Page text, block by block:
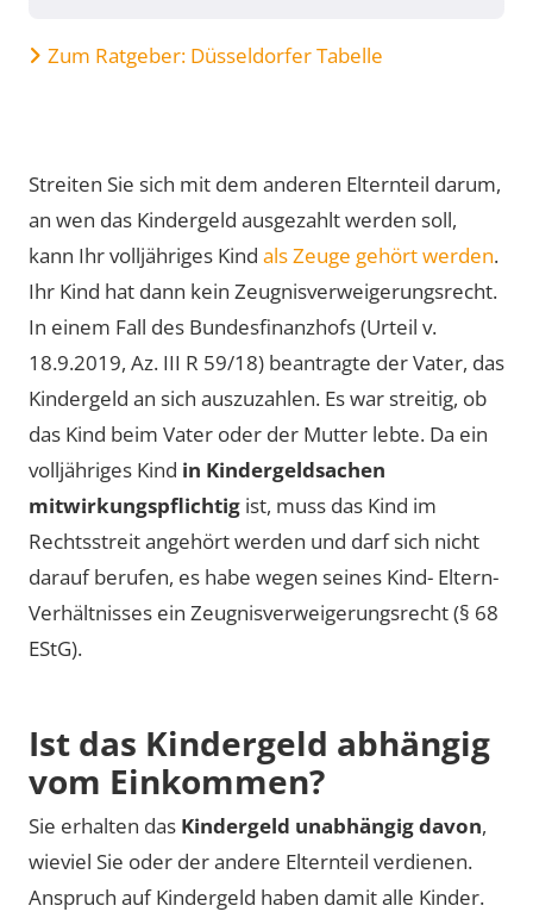
Zum Ratgeber: Düsseldorfer Tabelle
Streiten Sie sich mit dem anderen Elternteil darum,
an wen das Kindergeld ausgezahlt werden soll,
kann Ihr volljähriges Kind als Zeuge gehört werden.
Ihr Kind hat dann kein Zeugnisverweigerungsrecht.
In einem Fall des Bundesfinanzhofs (Urteil v.
18.9.2019, Az. III R 59/18) beantragte der Vater, das
Kindergeld an sich auszuzahlen. Es war streitig, ob
das Kind beim Vater oder der Mutter lebte. Da ein
volljähriges Kind in Kindergeldsachen
mitwirkungspflichtig ist, muss das Kind im
Rechtsstreit angehört werden und darf sich nicht
darauf berufen, es habe wegen seines Kind- Eltern-
Verhältnisses ein Zeugnisverweigerungsrecht (§ 68
EStG).
Ist das Kin­der­geld ab­hän­gig
vom Ein­kom­men?
Sie erhalten das Kindergeld unabhängig davon,
wieviel Sie oder der andere Elternteil verdienen.
Anspruch auf Kindergeld haben damit alle Kinder.